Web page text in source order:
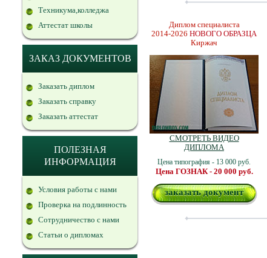
Техникума,колледжа
Аттестат школы
ЗАКАЗ ДОКУМЕНТОВ
Заказать диплом
Заказать справку
Заказать аттестат
ПОЛЕЗНАЯ
ИНФОРМАЦИЯ
Условия работы с нами
Проверка на подлинность
Сотрудничество с нами
Статьи о дипломах
Диплом специалиста
2014-2026 НОВОГО ОБРАЗЦА
Киржач
СМОТРЕТЬ ВИДЕО
ДИПЛОМА
Цена типография - 13 000 руб.
Цена ГОЗНАК - 20 000 руб.
заказать документ